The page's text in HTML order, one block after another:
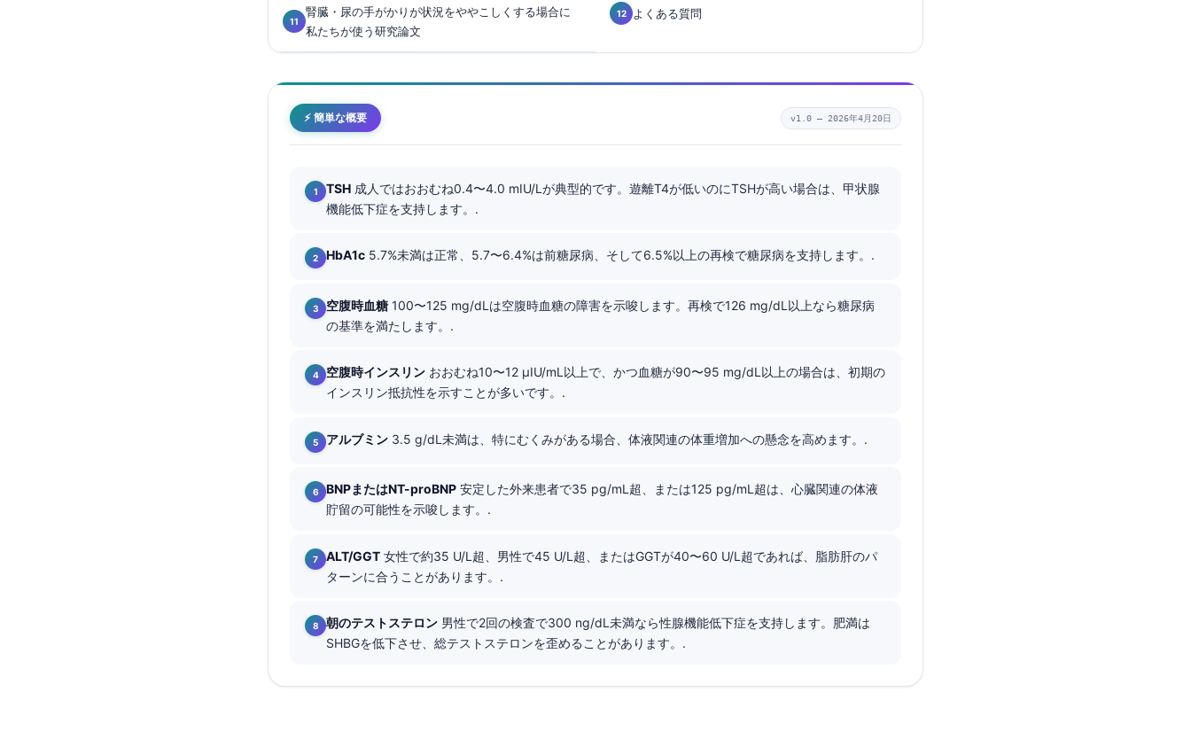
腎臓・尿の手がかりが状況をややこしくする場合に
私たちが使う研究論文
よくある質問
⚡ 簡単な概要 v1.0 — 2026年4月20日
TSH 成人ではおおむね0.4〜4.0 mIU/Lが典型的です。遊離T4が低いのにTSHが高い場合は、甲状腺
機能低下症を支持します。.
HbA1c 5.7%未満は正常、5.7〜6.4%は前糖尿病、そして6.5%以上の再検で糖尿病を支持します。.
空腹時血糖 100〜125 mg/dLは空腹時血糖の障害を示唆します。再検で126 mg/dL以上なら糖尿病
の基準を満たします。.
空腹時インスリン おおむね10〜12 µIU/mL以上で、かつ血糖が90〜95 mg/dL以上の場合は、初期の
インスリン抵抗性を示すことが多いです。.
アルブミン 3.5 g/dL未満は、特にむくみがある場合、体液関連の体重増加への懸念を高めます。.
BNPまたはNT-proBNP 安定した外来患者で35 pg/mL超、または125 pg/mL超は、心臓関連の体液
貯留の可能性を示唆します。.
ALT/GGT 女性で約35 U/L超、男性で45 U/L超、またはGGTが40〜60 U/L超であれば、脂肪肝のパ
ターンに合うことがあります。.
朝のテストステロン 男性で2回の検査で300 ng/dL未満なら性腺機能低下症を支持します。肥満は
SHBGを低下させ、総テストステロンを歪めることがあります。.